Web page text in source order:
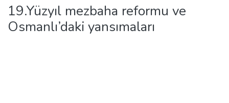
19.Yüzyıl mezbaha reformu ve
Osmanlı’daki yansımaları